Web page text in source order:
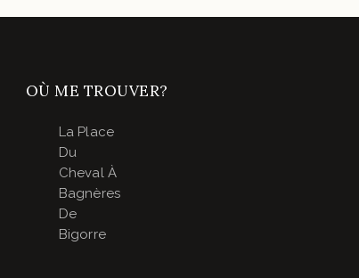
La Place
Du
Cheval À
Bagnères
De
Bigorre
OÙ ME TROUVER?